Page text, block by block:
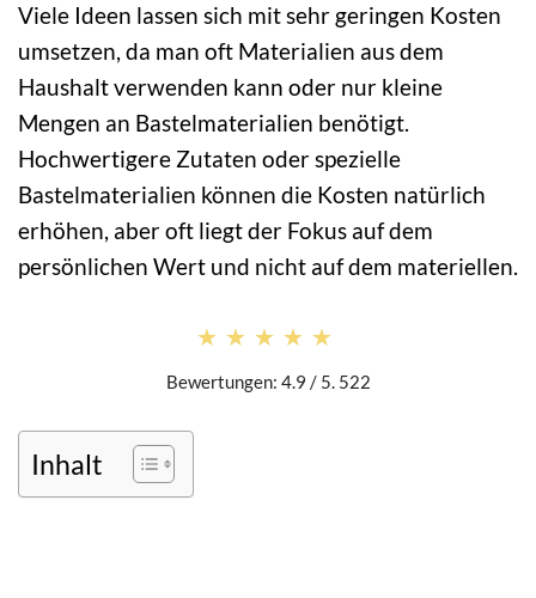
Viele Ideen lassen sich mit sehr geringen Kosten
umsetzen, da man oft Materialien aus dem
Haushalt verwenden kann oder nur kleine
Mengen an Bastelmaterialien benötigt.
Hochwertigere Zutaten oder spezielle
Bastelmaterialien können die Kosten natürlich
erhöhen, aber oft liegt der Fokus auf dem
persönlichen Wert und nicht auf dem materiellen.
★★★★★
★★★★★
Bewertungen: 4.9 / 5. 522
Inhalt